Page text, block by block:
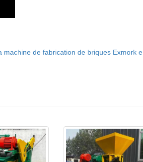
machine de fabrication de briques Exmork e